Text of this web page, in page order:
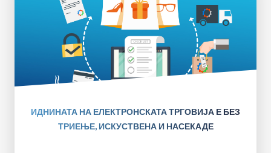
ИДНИНАТА НА ЕЛЕКТРОНСКАТА ТРГОВИЈА Е БЕЗ
ТРИЕЊЕ, ИСКУСТВЕНА И НАСЕКАДЕ